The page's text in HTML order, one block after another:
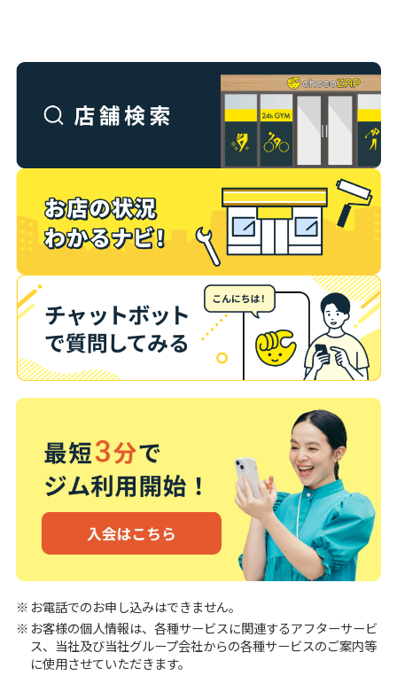
お電話でのお申し込みはできません。
お客様の個人情報は、各種サービスに関連するアフターサービ
ス、当社及び当社グループ会社からの各種サービスのご案内等
に使用させていただきます。